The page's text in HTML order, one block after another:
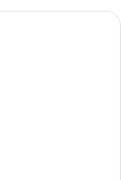
con un letto